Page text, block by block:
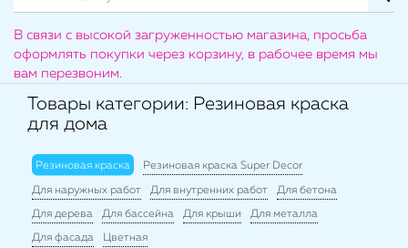
В связи с высокой загруженностью магазина, просьба
оформлять покупки через корзину, в рабочее время мы
вам перезвоним.
Товары категории: Резиновая краска
для дома
Резиновая краска Резиновая краска Super Decor
Для наружных работ Для внутренних работ Для бетона
Для дерева Для бассейна Для крыши Для металла
Для фасада Цветная